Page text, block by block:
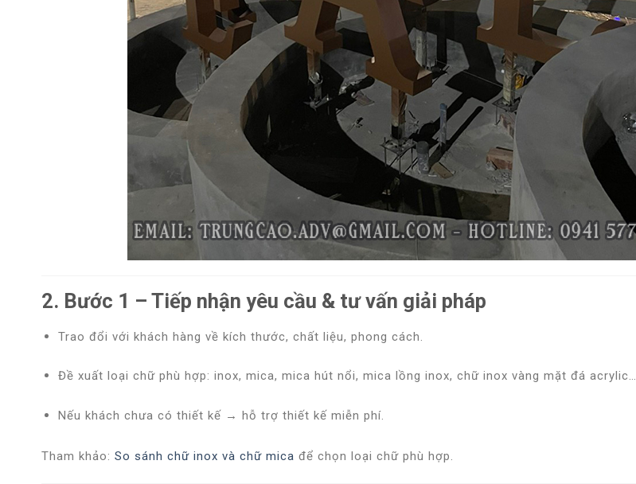
2. Bước 1 – Tiếp nhận yêu cầu & tư vấn giải pháp
Trao đổi với khách hàng về kích thước, chất liệu, phong cách.
Đề xuất loại chữphù hợp: inox, mica, mica hút nổi, mica lồng inox, chữ inox vàng mặt đá acrylic…
Nếu khách chưa có thiết kế → hỗ trợ thiết kế miễn phí.
Tham khảo: So sánh chữ inox và chữ mica để chọn loại chữ phù hợp.